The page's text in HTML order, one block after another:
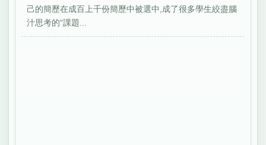
己的簡歷在成百上千份簡歷中被選中,成了很多學生絞盡腦
汁思考的“課題...